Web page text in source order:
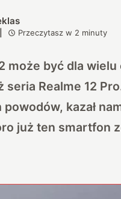
Przeczytasz w 2 minuty
może być dla
seria Realme 12
kazał
już ten smartfon